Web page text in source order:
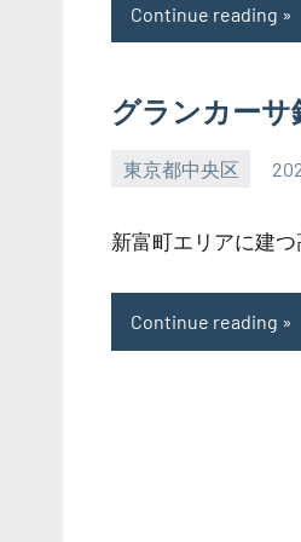
Continue reading
グランカーサ
東京都中央区
SEZIMO
新富町エリアに建
Continue reading